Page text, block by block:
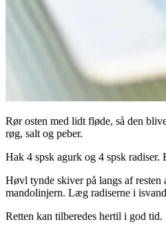
Rør osten med lidt fløde, så den
røg, salt og peber.
Hak 4 spsk agurk og 4 spsk radiser.
Høvl tynde skiver på langs af resten
mandolinjern. Læg radiserne i
Retten kan tilberedes hertil i god tid.